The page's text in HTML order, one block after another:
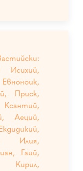
Исихий,
Приск,
Аеций,
Илия,
Гаий,
Кирил,